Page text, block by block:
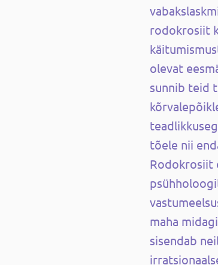
rodokrosiit
olevat
sunnib teid
tõele nii
Rodokrosiit
maha
sisendab